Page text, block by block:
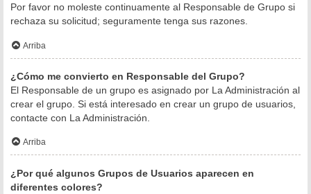
Por favor no moleste continuamente al Responsable de Grupo si
rechaza su solicitud; seguramente tenga sus razones.
Arriba
¿Cómo me convierto en Responsable del Grupo?
El Responsable de un grupo es asignado por La Administración al
crear el grupo. Si está interesado en crear un grupo de usuarios,
contacte con La Administración.
Arriba
¿Por qué algunos Grupos de Usuarios aparecen en
diferentes colores?